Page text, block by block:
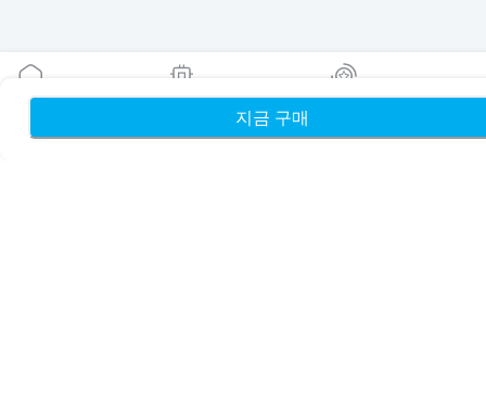
지금 구매
지역
유럽 eSIM
아시아 eSIM